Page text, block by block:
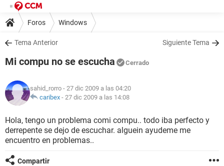
Foros Windows
Tema Anterior Siguiente Tema
Mi compu no se escucha Cerrado
sahid_rorro - 27 dic 2009 a las 04:20
caribex - 27 dic 2009 a las 14:08
Hola, tengo un problema comi compu.. todo iba perfecto y
derrepente se dejo de escuchar. alguein ayudeme me
encuentro en problemas..
Compartir